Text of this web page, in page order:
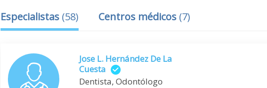
Especialistas (58) Centros médicos (7)
Jose L. Hernández De La
Cuesta
Dentista, Odontólogo